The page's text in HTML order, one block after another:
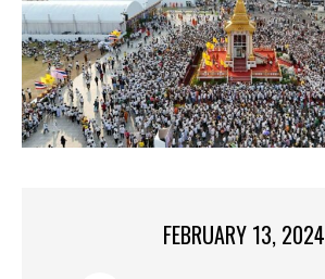
FEBRUARY 13, 2024